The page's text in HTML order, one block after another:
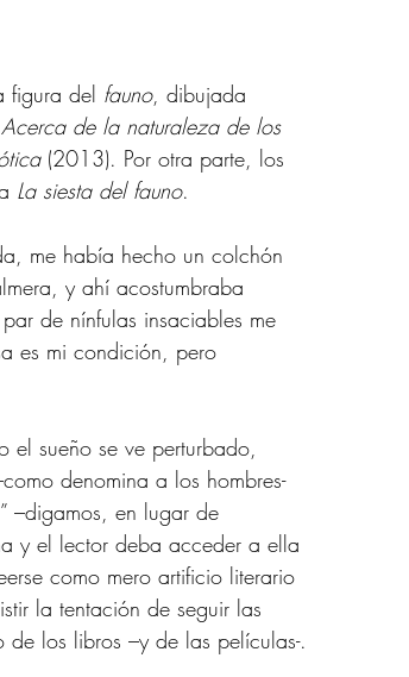
figura del fauno, dibujada
Acerca de la naturaleza de los
(2013). Por otra parte, los
La siesta del fauno.
me había hecho un colchón
y ahí acostumbraba
de nínfulas insaciables me
es mi condición, pero
el sueño se ve perturbado,
denomina a los hombres-
–digamos, en lugar de
y el lector deba acceder a ella
como mero artificio literario
la tentación de seguir las
los libros –y de las películas-.